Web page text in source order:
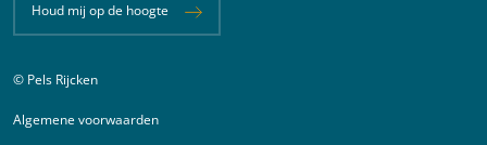
Houd mij op de hoogte
Juridische informatie
© Pels Rijcken
Algemene voorwaarden